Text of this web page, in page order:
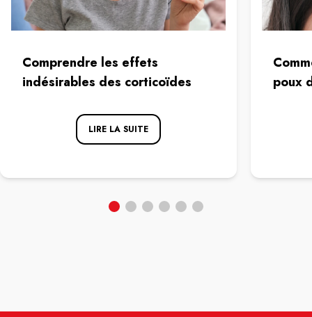
Comprendre les effets
indésirables des corticoïdes
LIRE LA SUITE
poux